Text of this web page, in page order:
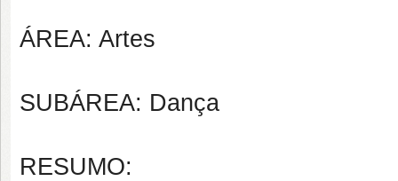
ÁREA: Artes
SUBÁREA: Dança
RESUMO: